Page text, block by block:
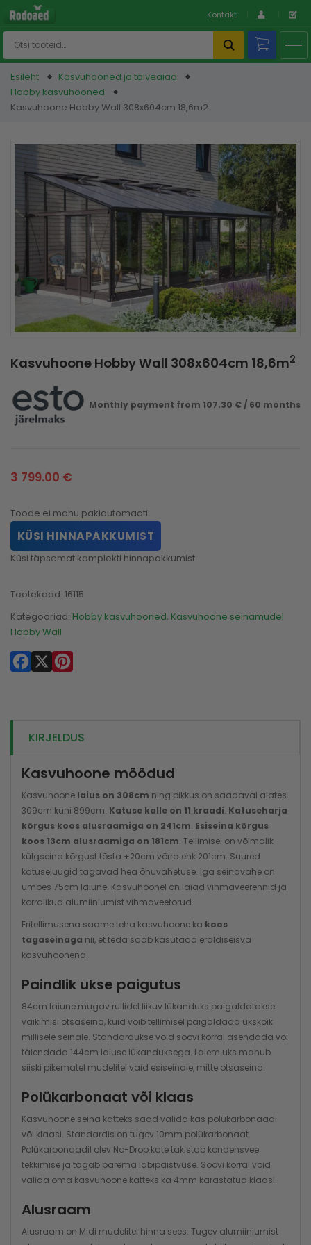
Kontakt
Esileht
Kasvuhooned ja talveaiad
Hobby kasvuhooned
Kasvuhoone Hobby Wall 308x604cm 18,6m2
Kasvuhoone Hobby Wall 308x604cm 18,6m2
Monthly payment from 107.30 € / 60 months
3 799.00 €
Toode ei mahu pakiautomaati
KÜSI HINNAPAKKUMIST
Küsi täpsemat komplekti hinnapakkumist
Tootekood: 16115
Kategooriad: Hobby kasvuhooned, Kasvuhoone seinamudel
Hobby Wall
Facebook
X
KIRJELDUS
Kasvuhoone mõõdud
Kasvuhoone laius on 308cm ning pikkus on saadaval alates
309cm kuni 899cm. Katuse kalle on 11 kraadi. Katuseharja
kõrgus koos alusraamiga on 241cm. Esiseina kõrgus
koos 13cm alusraamiga on 181cm. Tellimisel on võimalik
külgseina kõrgust tõsta +20cm võrra ehk 201cm. Suured
katuseluugid tagavad hea õhuvahetuse. Iga seinavahe on
umbes 75cm laiune. Kasvuhoonel on laiad vihmaveerennid ja
korralikud alumiiniumist vihmaveetorud.
Eritellimusena saame teha kasvuhoone ka koos
tagaseinaga nii, et teda saab kasutada eraldiseisva
kasvuhoonena.
Paindlik ukse paigutus
84cm laiune mugav rullidel liikuv lükanduks paigaldatakse
vaikimisi otsaseina, kuid võib tellimisel paigaldada ükskõik
millisele seinale. Standardukse võid soovi korral asendada või
täiendada 144cm laiuse lükanduksega. Laiem uks mahub
siiski pikematel mudelitel vaid esiseinale, mitte otsaseina.
Polükarbonaat või klaas
Kasvuhoone seina katteks saad valida kas polükarbonaadi
või klaasi. Standardis on tugev 10mm polükarbonaat.
Polükarbonaadil olev No-Drop kate takistab kondensvee
tekkimise ja tagab parema läbipaistvuse. Soovi korral võid
valida oma kasvuhoone katteks ka 4mm karastatud klaasi.
Alusraam
Alusraam on Midi mudelitel hinna sees. Tugev alumiiniumist